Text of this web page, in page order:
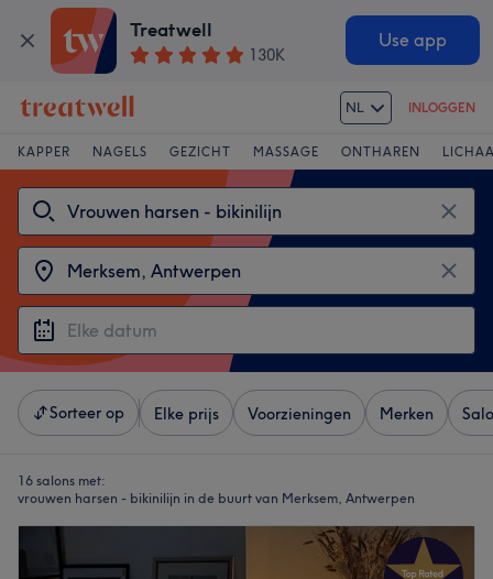
Treatwell
130K
Use app
NL INLOGGEN
KAPPER NAGELS GEZICHT MASSAGE ONTHAREN
Sorteer op Elke prijs Voorzieningen Merken
16 salons met:
vrouwen harsen - bikinilijn in de buurt van Merksem, Antwerpen